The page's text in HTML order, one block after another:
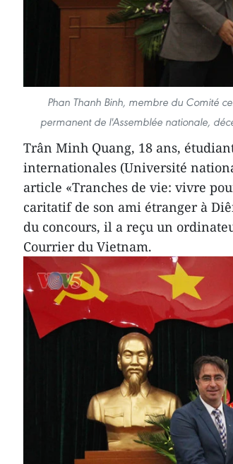
Phan Thanh Binh, membre du Comité
permanent de l'Assemblée nationale,
Trân Minh Quang, 18 ans,
internationales (Université
article «Tranches de vie: vivre
caritatif de son ami étranger à
du concours, il a reçu un
Courrier du Vietnam.